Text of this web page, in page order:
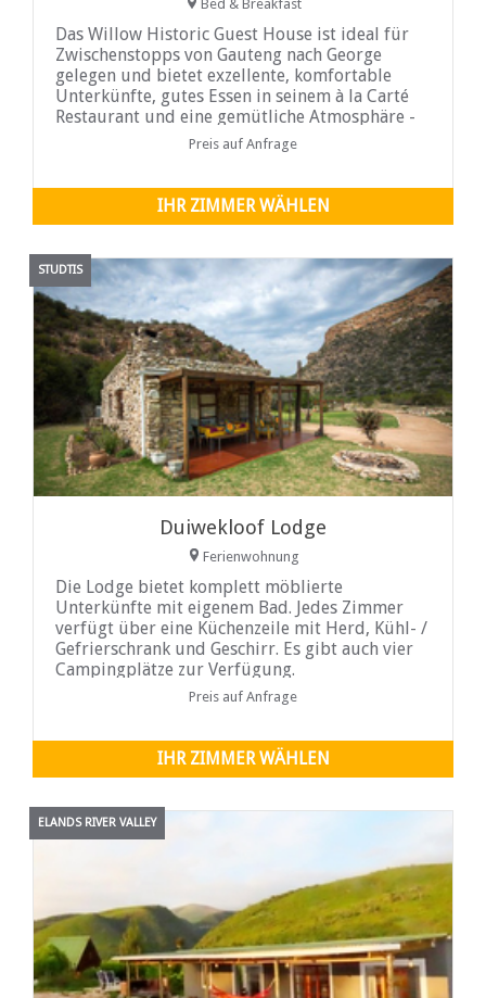
Bed & Breakfast
Das Willow Historic Guest House ist ideal für
Zwischenstopps von Gauteng nach George
gelegen und bietet exzellente, komfortable
Unterkünfte, gutes Essen in seinem à la Carté
Restaurant und eine gemütliche Atmosphäre -
ein wahres Zuhause in der Ferne.
Preis auf Anfrage
IHR ZIMMER WÄHLEN
STUDTIS
Duiwekloof Lodge
Ferienwohnung
Die Lodge bietet komplett möblierte
Unterkünfte mit eigenem Bad. Jedes Zimmer
verfügt über eine Küchenzeile mit Herd, Kühl- /
Gefrierschrank und Geschirr. Es gibt auch vier
Campingplätze zur Verfügung.
Preis auf Anfrage
IHR ZIMMER WÄHLEN
ELANDS RIVER VALLEY